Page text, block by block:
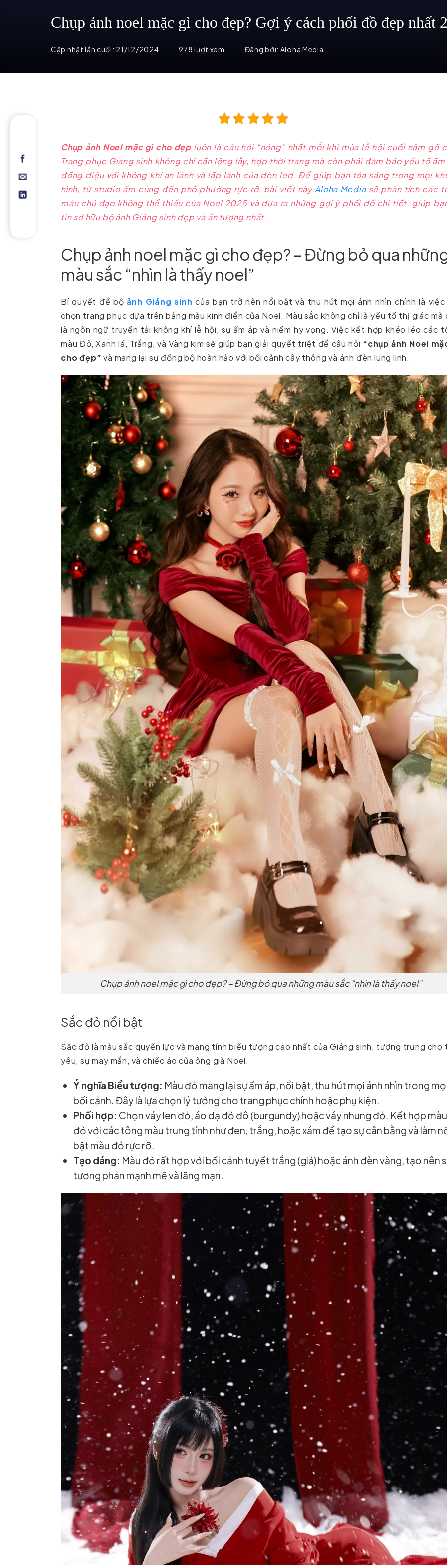
Chụp ảnh noel mặc gì cho đẹp? Gợi ý cách phối đồ đẹp nhất
Cập nhật lần cuối: 21/12/2024 978 lượt xem Đăng bởi: Aloha Media
Chụp ảnh Noel mặc gì cho đẹpluôn là câu hỏi “nóng” nhất mỗi khi mùa lễ hội cuối năm gõ
Trang phục Giáng sinh không chỉ cần lộng lẫy, hợp thời trang mà còn phải đảm bảo yếu tố ấm
đồng điệu với không khí an lành và lấp lánh của đèn led. Để giúp bạn tỏa sáng trong mọi
hình, từ studio ấm cúng đến phố phường rực rỡ, bài viết này Aloha Mediasẽ phân tích các
màu chủ đạo không thể thiếu của Noel 2025 và đưa ra những gợi ý phối đồ chi tiết, giúp
tin sở hữu bộ ảnh Giáng sinh đẹp và ấn tượng nhất.
Chụp ảnh noel mặc gì cho đẹp? – Đừng bỏ qua
màu sắc “nhìn là thấy noel”
Bí quyết để bộảnh Giáng sinh của bạn trở nên nổi bật và thu hút mọi ánh nhìn chính là việc
chọn trang phục dựa trên bảng màu kinh điển của Noel. Màu sắc không chỉ là yếu tố thị giác mà
là ngôn ngữ truyền tải không khí lễ hội, sự ấm áp và niềm hy vọng. Việc kết hợp khéo léo các
màu Đỏ, Xanh lá, Trắng, và Vàng kim sẽ giúp bạn giải quyết triệt để câu hỏi “chụp ảnh Noel
cho đẹp” và mang lại sự đồng bộ hoàn hảo với bối cảnh cây thông và ánh đèn lung linh.
Chụp ảnh noel mặc gì cho đẹp? – Đừng bỏ qua những màu sắc “nhìn là thấy noel”
Sắc đỏ nổi bật
Sắc đỏ là màu sắc quyền lực và mang tính biểu tượng cao nhất của Giáng sinh, tượng trưng cho
yêu, sự may mắn, và chiếc áo của ông già Noel.
Ý nghĩa Biểu tượng: Màu đỏ mang lại sự ấm áp, nổi bật, thu hút mọi ánh nhìn trong mọi
bối cảnh. Đây là lựa chọn lý tưởng cho trang phục chính hoặc phụ kiện.
Phối hợp: Chọn váy len đỏ, áo dạ đỏ đô (burgundy) hoặc váy nhung đỏ. Kết hợp màu
đỏ với các tông màu trung tính như đen, trắng, hoặc xám để tạo sự cân bằng và làm
bật màu đỏ rực rỡ.
Tạo dáng: Màu đỏ rất hợp với bối cảnh tuyết trắng (giả) hoặc ánh đèn vàng, tạo nên
tương phản mạnh mẽ và lãng mạn.